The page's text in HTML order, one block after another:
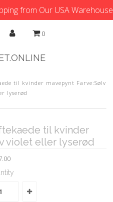
from Our USA Warehouse
0
til kvinder mavepynt Farve:Sølv
lyserød
til kvinder
violet eller lyserød